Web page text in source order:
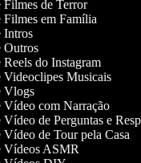
Filmes de Terror
Filmes em Família
Intros
Outros
Reels do Instagram
Videoclipes Musicais
Vlogs
Vídeo com Narração
Vídeo de Perguntas e
Vídeo de Tour pela Casa
Vídeos ASMR